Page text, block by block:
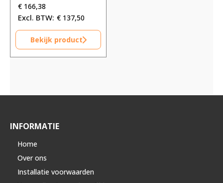
€ 166,38
€ 137,50
Bekijk product
INFORMATIE
Home
Over ons
Installatie voorwaarden